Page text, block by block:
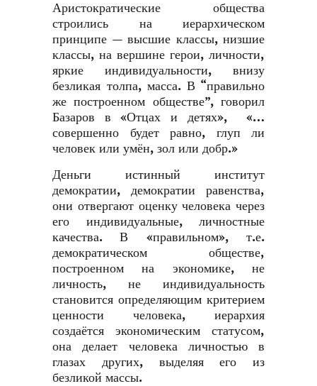
Аристократические общества
строились на иерархическом
принципе — высшие классы, низшие
классы, на вершине герои, личности,
яркие индивидуальности, внизу
безликая толпа, масса. В “правильно
же построенном обществе”, говорил
Базаров в «Отцах и детях», «…
совершенно будет равно, глуп ли
человек или умён, зол или добр.»
Деньги истинный институт
демократии, демократии равенства,
они отвергают оценку человека через
его индивидуальные, личностные
качества. В «правильном», т.е.
демократическом обществе,
построенном на экономике, не
личность, не индивидуальность
становится определяющим критерием
ценности человека, иерархия
создаётся экономическим статусом,
она делает человека личностью в
глазах других, выделяя его из
безликой массы.